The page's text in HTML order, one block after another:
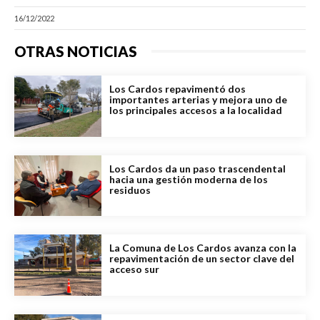
16/12/2022
OTRAS NOTICIAS
Los Cardos repavimentó dos
importantes arterias y mejora uno de
los principales accesos a la localidad
Los Cardos da un paso trascendental
hacia una gestión moderna de los
residuos
La Comuna de Los Cardos avanza con la
repavimentación de un sector clave del
acceso sur